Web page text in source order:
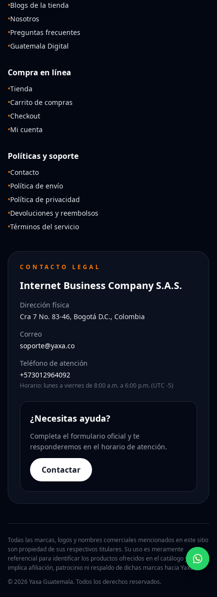
•Blogs de la tienda
•Nosotros
•Preguntas frecuentes
•Guatemala Digital
Compra en línea
•Tienda
•Carrito de compras
•Checkout
•Mi cuenta
Políticas y soporte
•Contacto
•Política de envío
•Política de privacidad
•Devoluciones y reembolsos
•Términos del servicio
CONTACTO LEGAL
Internet Business Company S.A.S.
Dirección física
Cra 7 No. 83-46, Bogotá D.C., Colombia
Correo
soporte@yaxa.co
Teléfono de atención
+573012964092
Horario: lunes a viernes de 8:00 a.m. a 6:00 p.m. (UTC -5)
¿Necesitas ayuda?
Completa el formulario oficial y te
responderemos en el horario de atención.
Contactar
Todas las marcas, logos y nombres comerciales mencionados en este sitio
son propiedad de sus respectivos titulares. Su uso es meramente
referencial para identificar los productos ofrecidos en el catálogo y no
implica afiliación, patrocinio ni respaldo de dichas marcas hacia Yaxa.
© 2026 Yaxa Guatemala. Todos los derechos reservados.